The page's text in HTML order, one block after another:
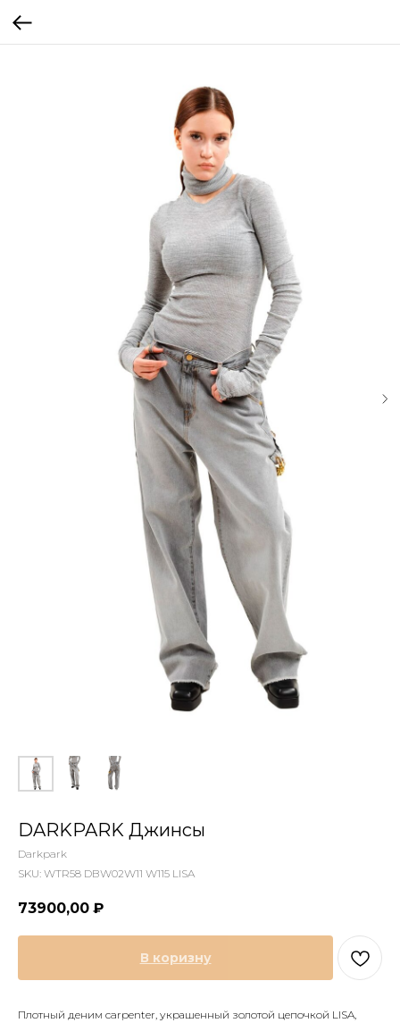
DARKPARK Джинсы
Darkpark
SKU: WTR58 DBW02W11 W115 LISA
73900,00 ₽
В коризну
Плотный деним carpenter, украшенный золотой цепочкой LISA,